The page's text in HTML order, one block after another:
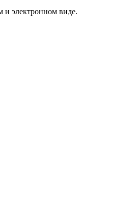
и электронном виде.